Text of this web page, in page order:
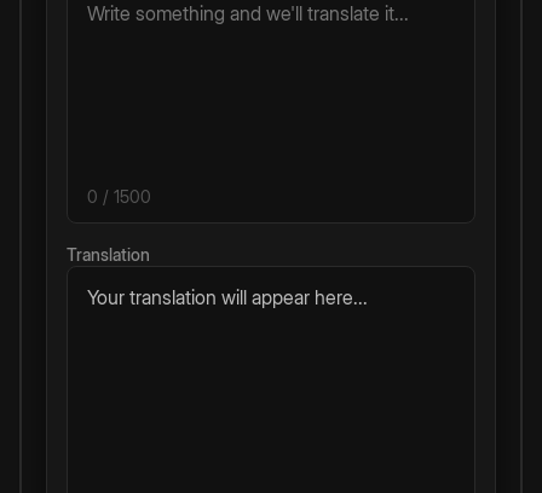
0 / 1500
Translation
Your translation will appear here...